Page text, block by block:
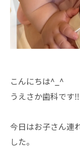
こんにちは^_^
うえさか歯科です‼️
今日はお子さん連
した。